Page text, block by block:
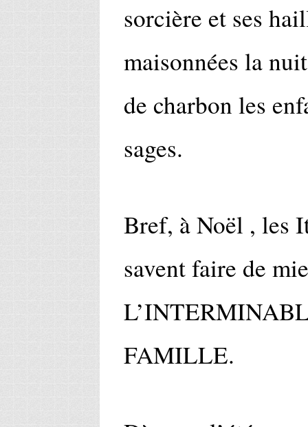
sorcière et ses
maisonnées la
de charbon les
sages.
Bref, à Noël , les
savent faire de
FAMILLE.